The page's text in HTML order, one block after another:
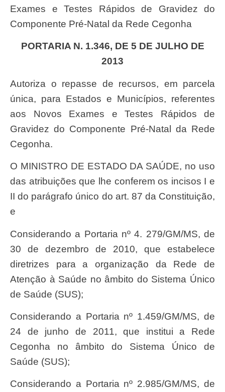
Exames e Testes Rápidos de Gravidez do
Componente Pré-Natal da Rede Cegonha
PORTARIA N. 1.346, DE 5 DE JULHO DE
2013
Autoriza o repasse de recursos, em parcela
única, para Estados e Municípios, referentes
aos Novos Exames e Testes Rápidos de
Gravidez do Componente Pré-Natal da Rede
Cegonha.
O MINISTRO DE ESTADO DA SAÚDE, no uso
das atribuições que lhe conferem os incisos I e
II do parágrafo único do art. 87 da Constituição,
e
Considerando a Portaria nº 4. 279/GM/MS, de
30 de dezembro de 2010, que estabelece
diretrizes para a organização da Rede de
Atenção à Saúde no âmbito do Sistema Único
de Saúde (SUS);
Considerando a Portaria nº 1.459/GM/MS, de
24 de junho de 2011, que institui a Rede
Cegonha no âmbito do Sistema Único de
Saúde (SUS);
Considerando a Portaria nº 2.985/GM/MS, de